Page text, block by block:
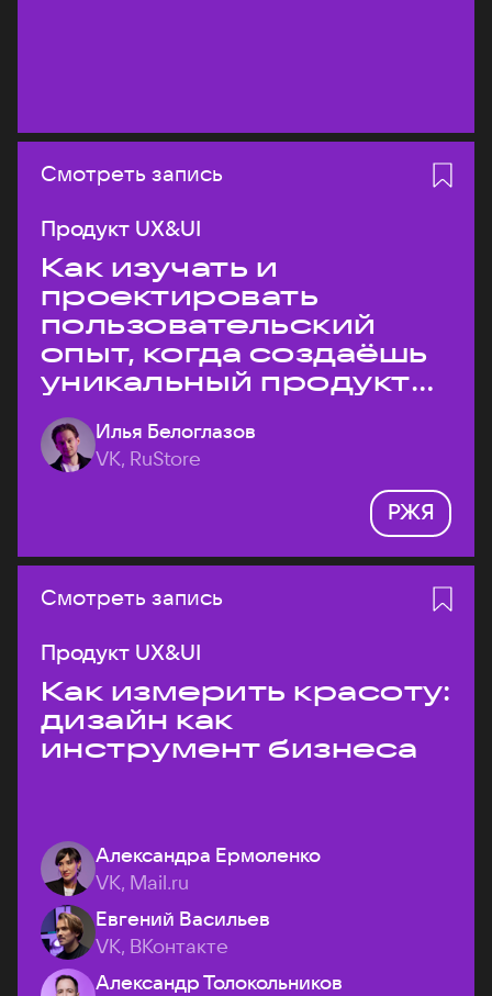
Смотреть запись
Продукт UX&UI
Как изучать и
проектировать
пользовательский
опыт, когда создаёшь
уникальный продукт
на рынке?
Илья Белоглазов
VK, RuStore
РЖЯ
Смотреть запись
Продукт UX&UI
Как измерить красоту:
дизайн как
инструмент бизнеса
Александра Ермоленко
VK, Mail.ru
Евгений Васильев
VK, ВКонтакте
Александр Толокольников